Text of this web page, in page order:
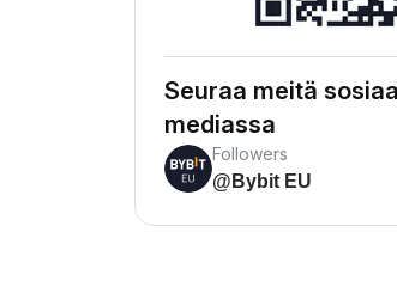
Seuraa meitä
mediassa
Followers
@Bybit EU